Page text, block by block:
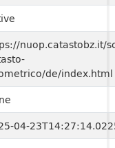
nuop.catastobz.it/
de/index.html
04-